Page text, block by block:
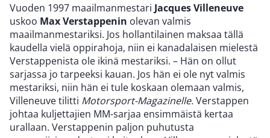
Vuoden 1997 maailmanmestari Jacques Villeneuve
uskoo Max Verstappenin olevan valmis
maailmanmestariksi. Jos hollantilainen maksaa tällä
kaudella vielä oppirahoja, niin ei kanadalaisen mielestä
Verstappenista ole ikinä mestariksi. – Hän on ollut
sarjassa jo tarpeeksi kauan. Jos hän ei ole nyt valmis
mestariksi, niin hän ei tule koskaan olemaan valmis,
Villeneuve tilitti Motorsport-Magazinelle.Verstappen
johtaa kuljettajien MM-sarjaa ensimmäistä kertaa
urallaan. Verstappenin paljon puhutusta